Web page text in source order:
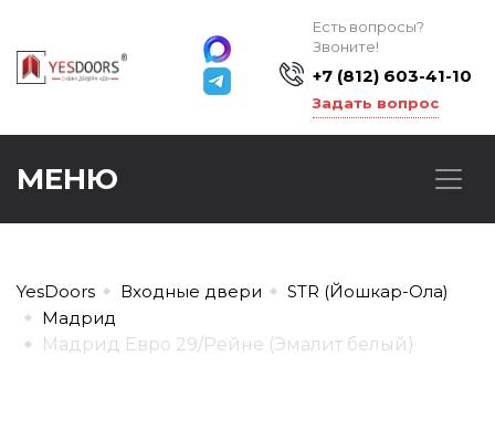
Есть вопросы?
Звоните!
+7 (812) 603-41-10
Задать вопрос
МЕНЮ
YesDoors Входные двери
STR (Йошкар-Ола)
Мадрид
Мадрид Евро 29/Рейне (Эмалит белый)